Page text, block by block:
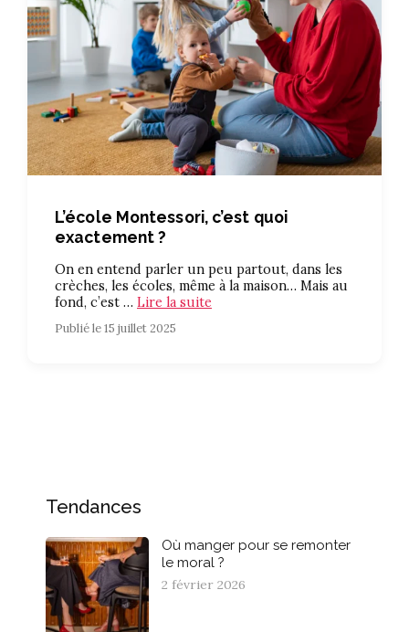
L’école Montessori, c’est quoi
exactement ?
On en entend parler un peu partout, dans les
crèches, les écoles, même à la maison… Mais au
fond, c’est … Lire la suite
Publié le 15 juillet 2025
Tendances
Où manger pour se remonter
le moral ?
2 février 2026